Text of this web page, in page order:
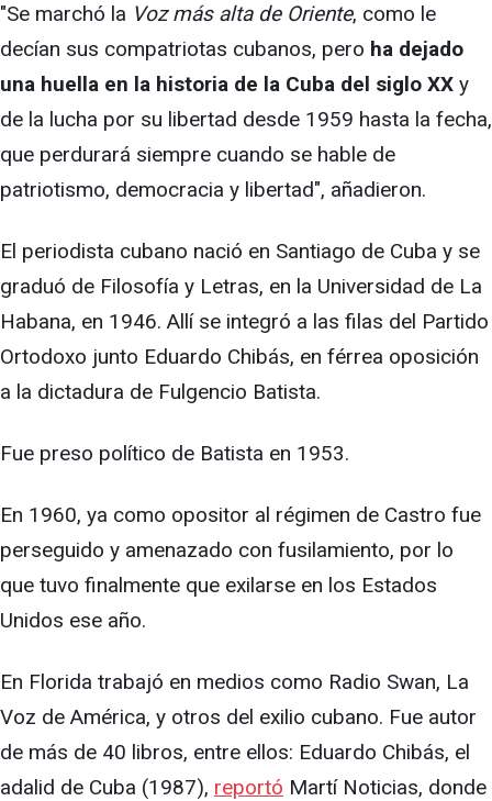
"Se marchó la Voz más alta de Oriente, como le
decían sus compatriotas cubanos, pero ha dejado
una huella en la historia de la Cuba del siglo XX y
de la lucha por su libertad desde 1959 hasta la fecha,
que perdurará siempre cuando se hable de
patriotismo, democracia y libertad", añadieron.
El periodista cubano nació en Santiago de Cuba y se
graduó de Filosofía y Letras, en la Universidad de La
Habana, en 1946. Allí se integró a las filas del Partido
Ortodoxo junto Eduardo Chibás, en férrea oposición
a la dictadura de Fulgencio Batista.
Fue preso político de Batista en 1953.
En 1960, ya como opositor al régimen de Castro fue
perseguido y amenazado con fusilamiento, por lo
que tuvo finalmente que exilarse en los Estados
Unidos ese año.
En Florida trabajó en medios como Radio Swan, La
Voz de América, y otros del exilio cubano. Fue autor
de más de 40 libros, entre ellos: Eduardo Chibás, el
adalid de Cuba (1987), reportó Martí Noticias, donde